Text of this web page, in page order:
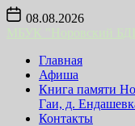
Skip
content
08.08.2026
Главная
Афиша
Книга памяти
Гаи, д.
Контакты